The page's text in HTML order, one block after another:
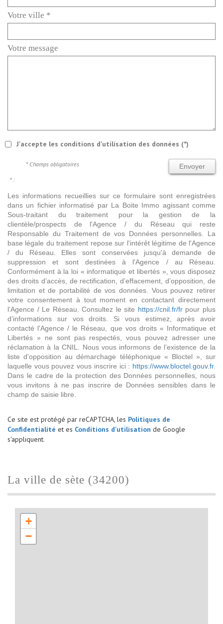
Votre ville *
Votre message
J'accepte les conditions d'utilisation des données (*)
Envoyer
* Champs obligatoires
* :
Les informations recueillies sur ce formulaire sont enregistrées
dans un fichier informatisé par La Boite Immo agissant comme
Sous-traitant du traitement pour la gestion de la
clientèle/prospects de l'Agence / du Réseau qui reste
Responsable du Traitement de vos Données personnelles. La
base légale du traitement repose sur l'intérêt légitime de l'Agence
/ du Réseau. Elles sont conservées jusqu'à demande de
suppression et sont destinées à l'Agence / au Réseau.
Conformément à la loi « informatique et libertés », vous disposez
des droits d’accès, de rectification, d’effacement, d’opposition, de
limitation et de portabilité de vos données. Vous pouvez retirer
votre consentement à tout moment en contactant directement
l’Agence / Le Réseau. Consultez le site https://cnil.fr/frpour plus
d’informations sur vos droits. Si vous estimez, après avoir
contacté l'Agence / le Réseau, que vos droits « Informatique et
Libertés » ne sont pas respectés, vous pouvez adresser une
réclamation à la CNIL. Nous vous informons de l’existence de la
liste d'opposition au démarchage téléphonique « Bloctel », sur
laquelle vous pouvez vous inscrire ici : https://www.bloctel.gouv.fr.
Dans le cadre de la protection des Données personnelles, nous
vous invitons à ne pas inscrire de Données sensibles dans le
champ de saisie libre.
Ce site est protégé par reCAPTCHA, les Politiques de
Confidentialité et es Conditions d'utilisation de Google
s'appliquent.
la ville de sète (34200)
+
−